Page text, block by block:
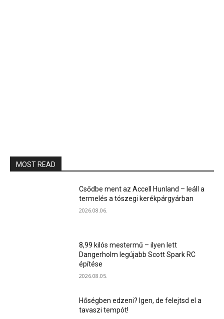
MOST READ
Csődbe ment az Accell Hunland – leáll a
termelés a tószegi kerékpárgyárban
2026.08.06.
8,99 kilós mestermű – ilyen lett
Dangerholm legújabb Scott Spark RC
építése
2026.08.05.
Hőségben edzeni? Igen, de felejtsd el a
tavaszi tempót!